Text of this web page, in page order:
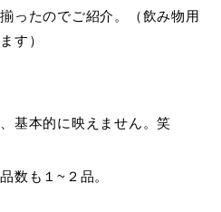
ったのでご紹介。（飲み物用
す）
基本的に映えません。笑
数も１~２品。